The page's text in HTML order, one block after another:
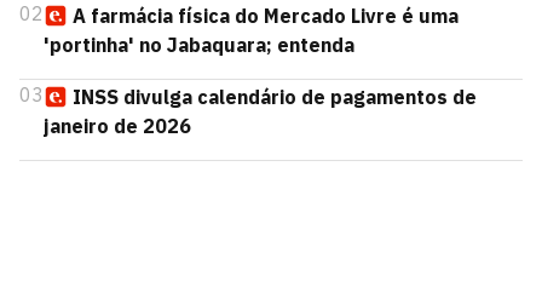
02
A farmácia física do Mercado Livre é uma
'portinha' no Jabaquara; entenda
03
INSS divulga calendário de pagamentos de
janeiro de 2026